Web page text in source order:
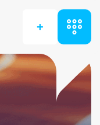
+